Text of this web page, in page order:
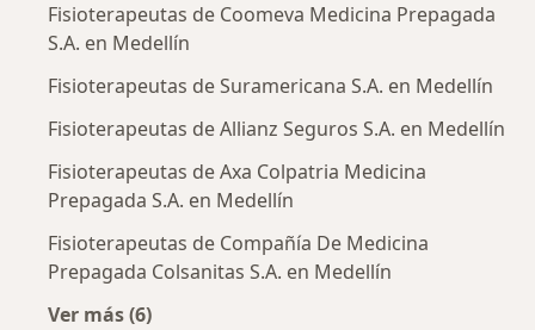
Fisioterapeutas de Coomeva Medicina Prepagada
S.A. en Medellín
Fisioterapeutas de Suramericana S.A. en Medellín
Fisioterapeutas de Allianz Seguros S.A. en Medellín
Fisioterapeutas de Axa Colpatria Medicina
Prepagada S.A. en Medellín
Fisioterapeutas de Compañía De Medicina
Prepagada Colsanitas S.A. en Medellín
Ver más (6)